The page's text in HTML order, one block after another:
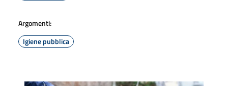
Argomenti:
Igiene pubblica